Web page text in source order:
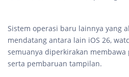
Sistem operasi baru lainnya yang
mendatang antara lain iOS 26,
semuanya diperkirakan
serta pembaruan tampilan.